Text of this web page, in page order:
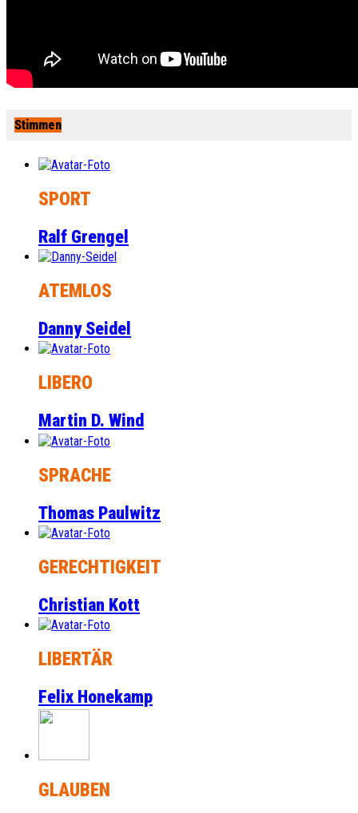
Stimmen
SPORT
Ralf Grengel
ATEMLOS
Danny Seidel
LIBERO
Martin D. Wind
SPRACHE
Thomas Paulwitz
GERECHTIGKEIT
Christian Kott
LIBERTÄR
Felix Honekamp
GLAUBEN